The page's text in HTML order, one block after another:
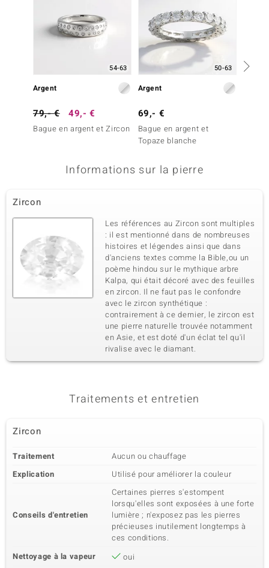
54-63
Argent
79,- € 49,- €
Bague en argent et Zircon
50-63
Argent
69,- €
Bague en argent et
Topaze blanche
Informations sur la pierre
Zircon
Les références au Zircon sont multiples
: il est mentionné dans de nombreuses
histoires et légendes ainsi que dans
d'anciens textes comme la Bible,ou un
poème hindou sur le mythique arbre
Kalpa, qui était décoré avec des feuilles
en zircon. Il ne faut pas le confondre
avec le zircon synthétique :
contrairement à ce dernier, le zircon est
une pierre naturelle trouvée notamment
en Asie, et est doté d'un éclat tel qu'il
rivalise avec le diamant.
Traitements et entretien
Zircon
Traitement
Aucun ou chauffage
Explication
Utilisé pour améliorer la couleur
Conseils d'entretien
Certaines pierres s'estompent
lorsqu'elles sont exposées à une forte
lumière ; n'exposez pas les pierres
précieuses inutilement longtemps à
ces conditions.
Nettoyage à la vapeur
oui